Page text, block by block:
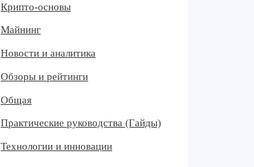
Крипто-основы
Майнинг
Новости и аналитика
Обзоры и рейтинги
Общая
Практические руководства (Гайды)
Технологии и инновации